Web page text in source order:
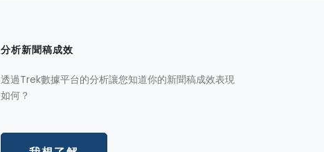
分析新聞稿成效
透過Trek數據平台的分析讓您知道你的新聞稿成效表現
如何？